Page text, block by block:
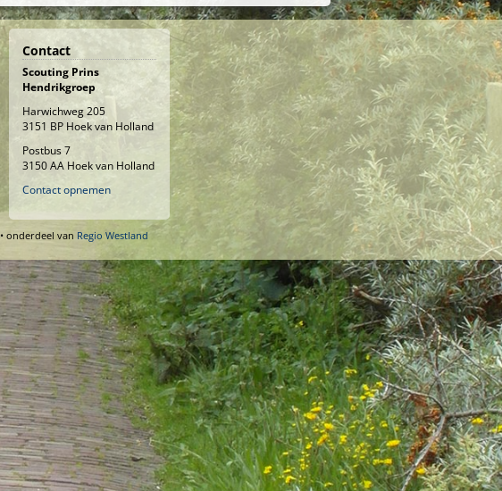
Contact
Scouting Prins
Hendrikgroep
Harwichweg 205
3151 BP Hoek van Holland
Postbus 7
3150 AA Hoek van Holland
Contact opnemen
• onderdeel van Regio Westland